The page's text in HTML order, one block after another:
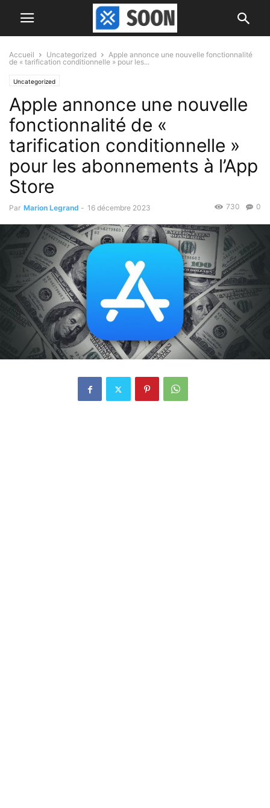
Accueil Uncategorized
Apple annonce une nouvelle fonctionnalité
de « tarification conditionnelle » pour les...
Uncategorized
Apple annonce une nouvelle
fonctionnalité de «
tarification conditionnelle »
pour les abonnements à l’App
Store
Par Marion Legrand - 16 décembre 2023 0
730